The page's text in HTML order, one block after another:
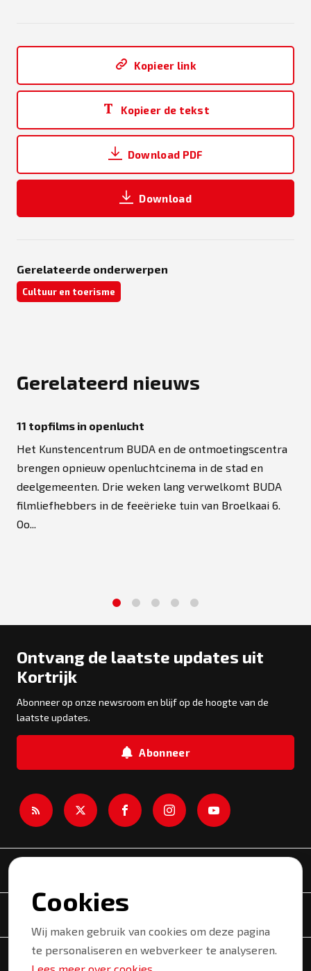
Kopieer link
Kopieer de tekst
Download PDF
Download
Gerelateerde onderwerpen
Cultuur en toerisme
Gerelateerd nieuws
11 topfilms in openlucht
Het Kunstencentrum BUDA en de ontmoetingscentra
brengen opnieuw openluchtcinema in de stad en
deelgemeenten. Drie weken lang verwelkomt BUDA
filmliefhebbers in de feeërieke tuin van Broelkaai 6.
Oo...
Ontvang de laatste updates uit
Kortrijk
Abonneer op onze newsroom en blijf op de hoogte van de
laatste updates.
Abonneer
Onderwerpen
Copyright © 2026 Kortrijk. Alle rechten voorbehouden.
Cookies
Wij maken gebruik van cookies om deze pagina
te personaliseren en webverkeer te analyseren.